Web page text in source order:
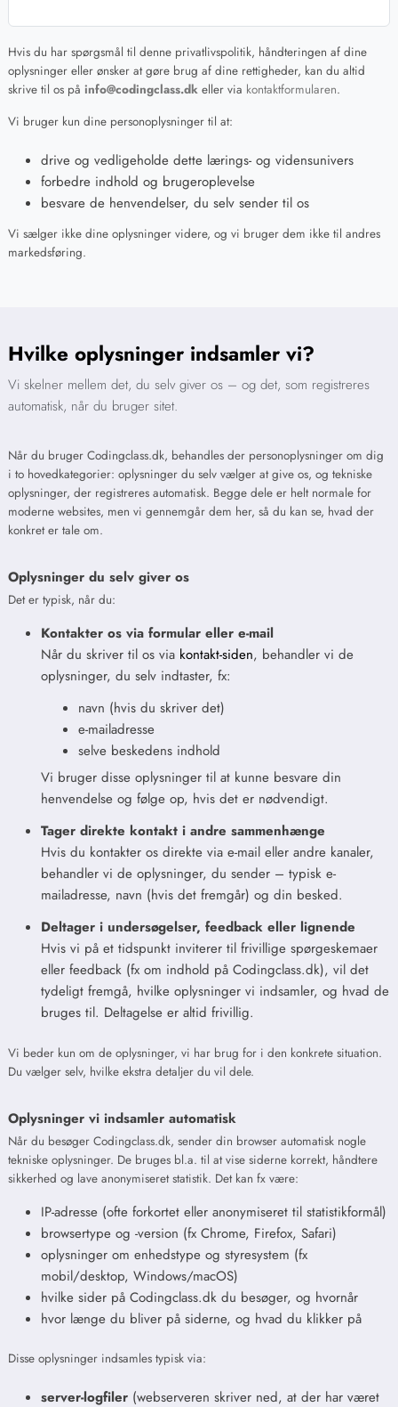
Hvis du har spørgsmål til denne privatlivspolitik, håndteringen af dine
oplysninger eller ønsker at gøre brug af dine rettigheder, kan du altid
skrive til os på info@codingclass.dk eller via kontaktformularen.
Vi bruger kun dine personoplysninger til at:
drive og vedligeholde dette lærings- og vidensunivers
forbedre indhold og brugeroplevelse
besvare de henvendelser, du selv sender til os
Vi sælger ikke dine oplysninger videre, og vi bruger dem ikke til andres
markedsføring.
Hvilke oplysninger indsamler vi?
Vi skelner mellem det, du selv giver os – og det, som registreres
automatisk, når du bruger sitet.
Når du bruger Codingclass.dk, behandles der personoplysninger om dig
i to hovedkategorier: oplysninger du selv vælger at give os, og tekniske
oplysninger, der registreres automatisk. Begge dele er helt normale for
moderne websites, men vi gennemgår dem her, så du kan se, hvad der
konkret er tale om.
Oplysninger du selv giver os
Det er typisk, når du:
Kontakter os via formular eller e-mail
Når du skriver til os via kontakt-siden, behandler vi de
oplysninger, du selv indtaster, fx:
navn (hvis du skriver det)
e-mailadresse
selve beskedens indhold
Vi bruger disse oplysninger til at kunne besvare din
henvendelse og følge op, hvis det er nødvendigt.
Tager direkte kontakt i andre sammenhænge
Hvis du kontakter os direkte via e-mail eller andre kanaler,
behandler vi de oplysninger, du sender – typisk e-
mailadresse, navn (hvis det fremgår) og din besked.
Deltager i undersøgelser, feedback eller lignende
Hvis vi på et tidspunkt inviterer til frivillige spørgeskemaer
eller feedback (fx om indhold på Codingclass.dk), vil det
tydeligt fremgå, hvilke oplysninger vi indsamler, og hvad de
bruges til. Deltagelse er altid frivillig.
Vi beder kun om de oplysninger, vi har brug for i den konkrete situation.
Du vælger selv, hvilke ekstra detaljer du vil dele.
Oplysninger vi indsamler automatisk
Når du besøger Codingclass.dk, sender din browser automatisk nogle
tekniske oplysninger. De bruges bl.a. til at vise siderne korrekt, håndtere
sikkerhed og lave anonymiseret statistik. Det kan fx være:
IP-adresse (ofte forkortet eller anonymiseret til statistikformål)
browsertype og -version (fx Chrome, Firefox, Safari)
oplysninger om enhedstype og styresystem (fx
mobil/desktop, Windows/macOS)
hvilke sider på Codingclass.dk du besøger, og hvornår
hvor længe du bliver på siderne, og hvad du klikker på
Disse oplysninger indsamles typisk via:
server-logfiler(webserveren skriver ned, at der har været